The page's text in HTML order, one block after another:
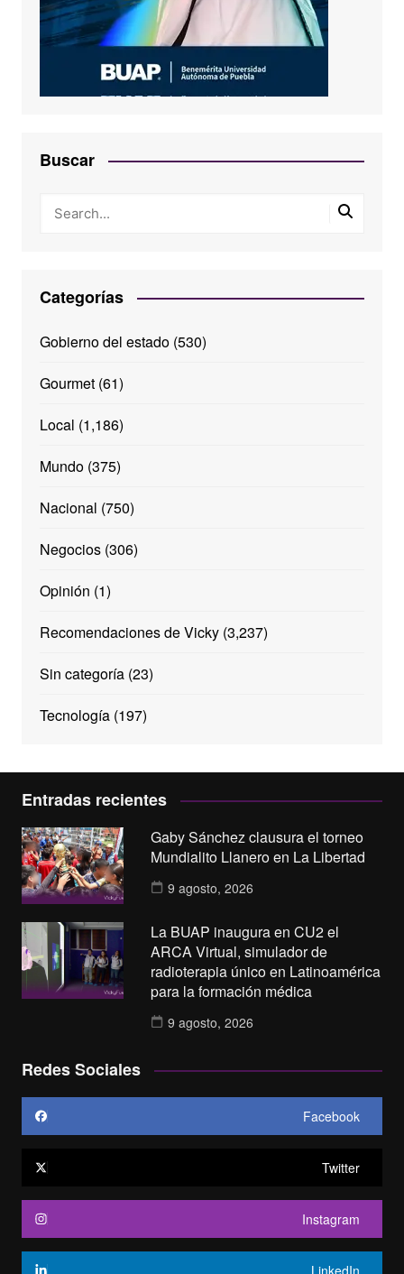
Buscar
Categorías
Gobierno del estado(530)
Gourmet(61)
Local (1,186)
Mundo(375)
Nacional (750)
Negocios(306)
Opinión (1)
Recomendaciones de Vicky(3,237)
Sin categoría(23)
Tecnología(197)
Entradas recientes
Gaby Sánchez clausura el torneo
Mundialito Llanero en La Libertad
9 agosto, 2026
La BUAP inaugura en CU2 el
ARCA Virtual, simulador de
radioterapia único en Latinoamérica
para la formación médica
9 agosto, 2026
Redes Sociales
Facebook
Twitter
Instagram